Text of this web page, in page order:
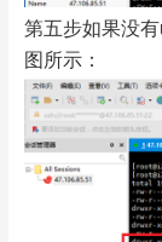
第五步如果没
图所示：